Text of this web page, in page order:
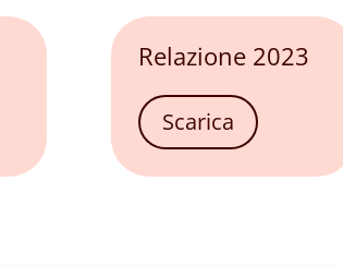
Relazione 2023
Scarica